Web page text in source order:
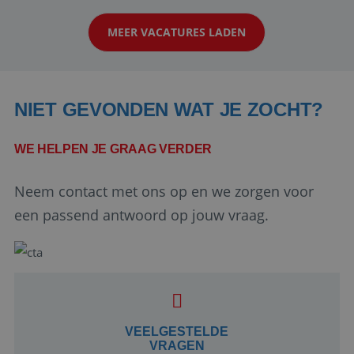
klanten te overtuigen om die droomreis te
boeken! ...
MEER VACATURES LADEN
NIET GEVONDEN WAT JE ZOCHT?
WE HELPEN JE GRAAG VERDER
Neem contact met ons op en we zorgen voor
een passend antwoord op jouw vraag.
VEELGESTELDE
VRAGEN
Google Privacy Policy